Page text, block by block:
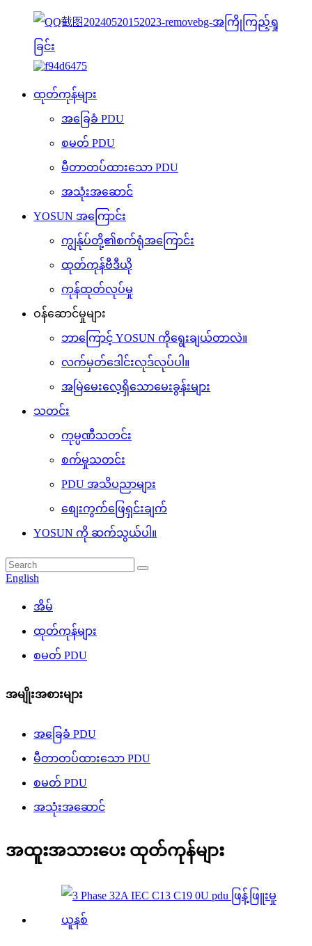
ထုတ်ကုန်များ
အခြေခံ PDU
စမတ် PDU
မီတာတပ်ထားသော PDU
အသုံးအဆောင်
YOSUN အကြောင်း
ကျွန်ုပ်တို့၏စက်ရုံအကြောင်း
ထုတ်ကုန်ဗီဒီယို
ကုန်ထုတ်လုပ်မှု
ဝန်ဆောင်မှုများ
ဘာကြောင့် YOSUN ကိုရွေးချယ်တာလဲ။
လက်မှတ်ဒေါင်းလုဒ်လုပ်ပါ။
အမြဲမေးလေ့ရှိသောမေးခွန်းများ
သတင်း
ကုမ္ပဏီသတင်း
စက်မှုသတင်း
PDU အသိပညာများ
စျေးကွက်ဖြေရှင်းချက်
YOSUN ကို ဆက်သွယ်ပါ။
English
အိမ်
ထုတ်ကုန်များ
စမတ် PDU
အမျိုးအစားများ
အခြေခံ PDU
မီတာတပ်ထားသော PDU
စမတ် PDU
အသုံးအဆောင်
အထူးအသားပေး ထုတ်ကုန်များ